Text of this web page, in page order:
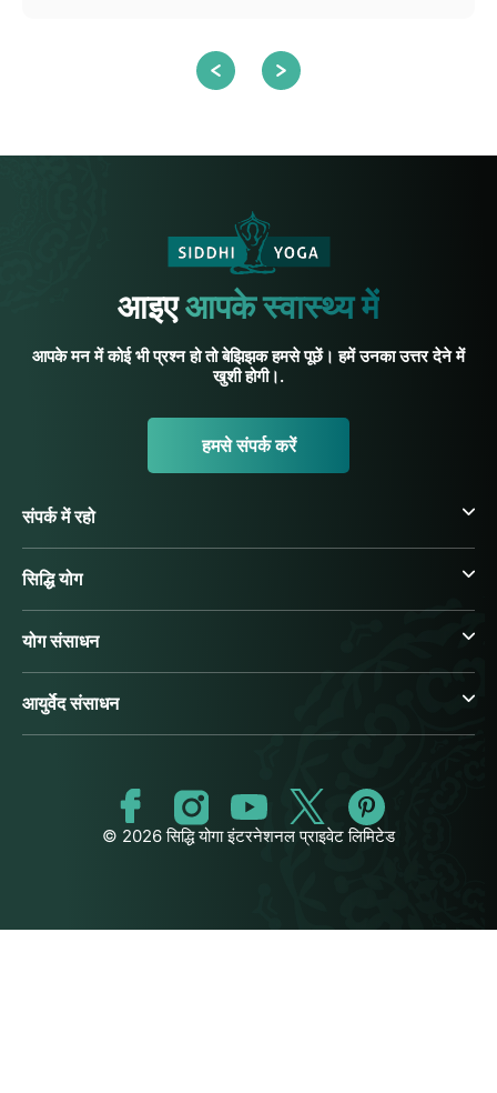
आइएआपके स्वास्थ्य में
आपके मन में कोई भी प्रश्न हो तो बेझिझक हमसे पूछें। हमें उनका उत्तर देने में
खुशी होगी।.
हमसे संपर्क करें
संपर्क में रहो
सिद्धि योग
योग संसाधन
आयुर्वेद संसाधन
© 2026 सिद्धि योगा इंटरनेशनल प्राइवेट लिमिटेड